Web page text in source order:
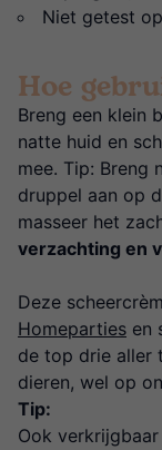
Niet getest
Hoe
Breng een klein
natte huid en
mee. Tip: Breng
druppel aan op
masseer het
verzachting en
Deze
Homeparties en
de top drie aller
dieren, wel op
Tip:
Ook